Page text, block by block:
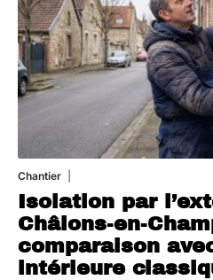
Chantier
Isolation par
Châlons-en-
comparaison
intérieure